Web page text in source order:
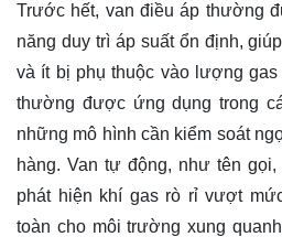
Trước hết, van điều áp thường
năng duy trì áp suất ổn định,
và ít bị phụ thuộc vào lượng
thường được ứng dụng trong
những mô hình cần kiểm soát
hàng. Van tự động, như tên
phát hiện khí gas rò rỉ vượt
toàn cho môi trường xung